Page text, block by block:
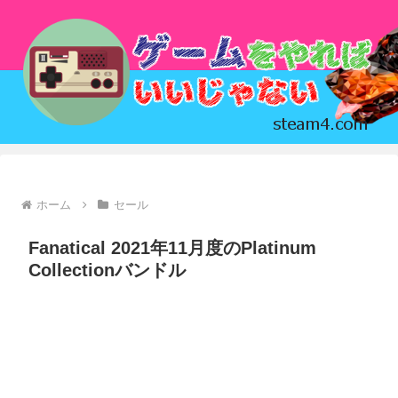
ホーム セール
Fanatical 2021年11月度のPlatinum
Collectionバンドル